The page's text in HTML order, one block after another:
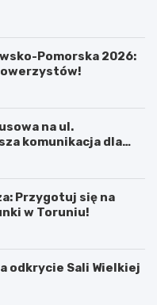
Pomorska 2026:
na ul.
komunikacja dla
Przygotuj się na
w Toruniu!
odkrycie Sali Wielkiej